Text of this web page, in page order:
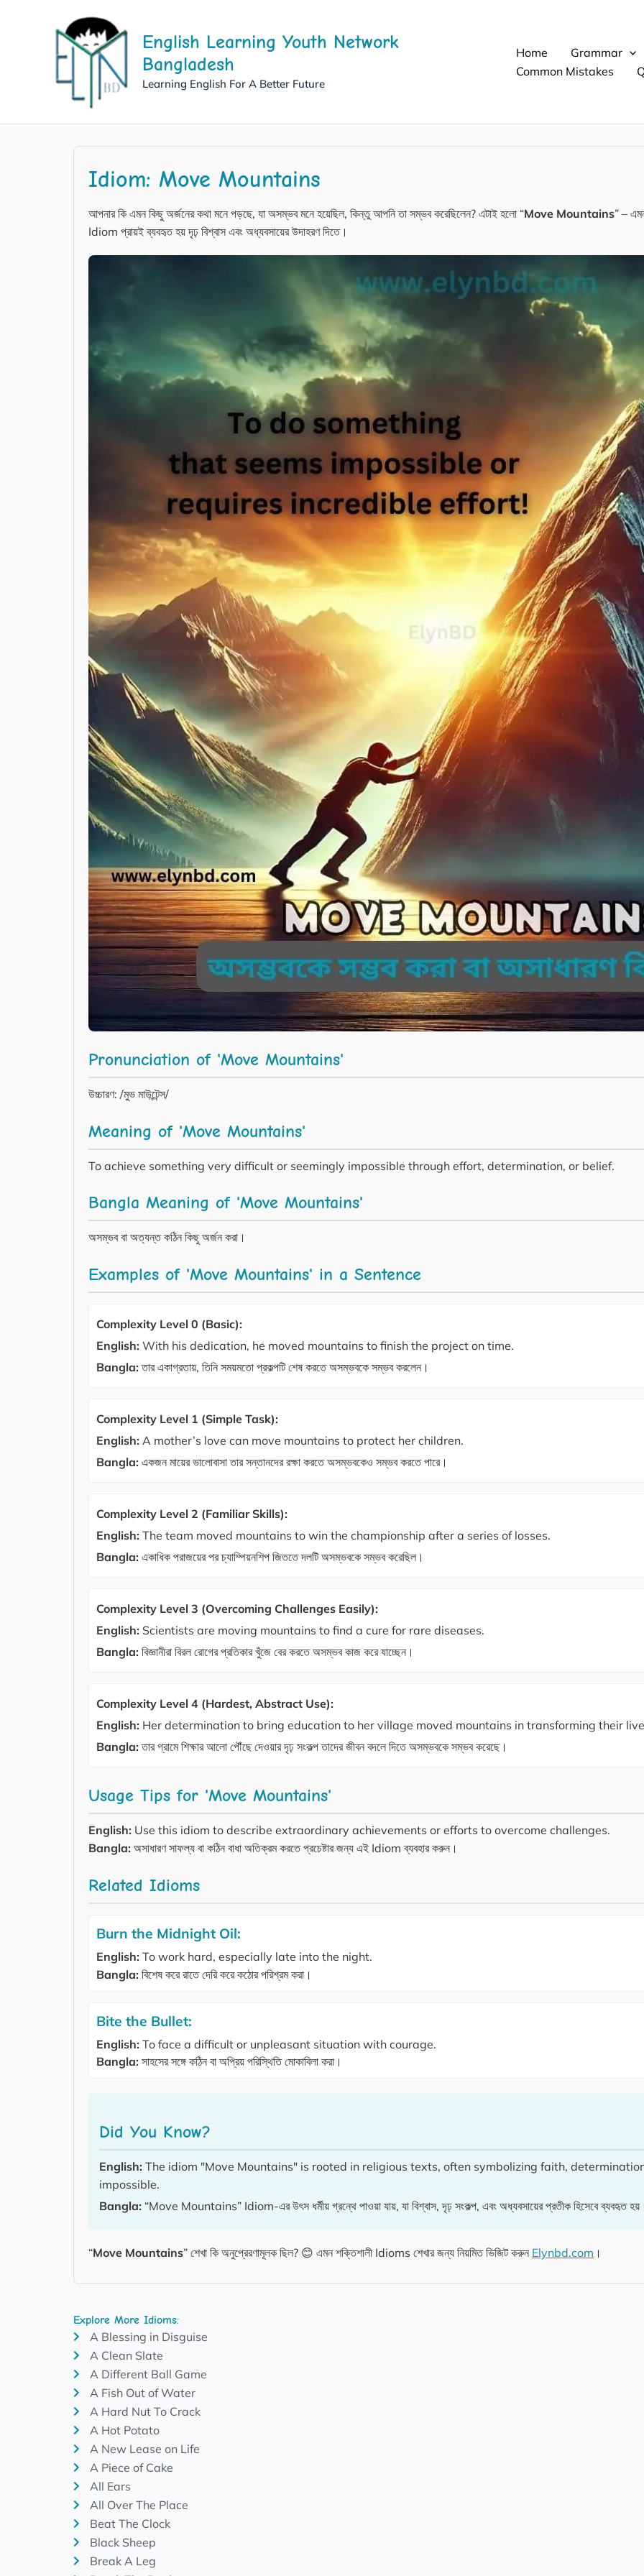
English Learning Youth Network
Bangladesh
Learning English For A Better Future
Home
Grammar
Common Mistakes
Idiom: Move Mountains
আপনার কি এমন কিছু অর্জনের কথা মনে পড়ছে, যা অসম্ভব মনে হয়েছিল, কিন্তু আপনি তা সম্ভব করেছিলেন? এটাই হলো “Move Mountains” –
Idiom প্রায়ই ব্যবহৃত হয় দৃঢ় বিশ্বাস এবং অধ্যবসায়ের উদাহরণ দিতে।
Pronunciation of 'Move Mountains'
উচ্চারণ: /মুভ মাউন্টেন্স/
Meaning of 'Move Mountains'
To achieve something very difficult or seemingly impossible through effort, determination, or belief.
Bangla Meaning of 'Move Mountains'
অসম্ভব বা অত্যন্ত কঠিন কিছু অর্জন করা।
Examples of 'Move Mountains' in a Sentence
Complexity Level 0 (Basic):
English: With his dedication, he moved mountains to finish the project on time.
Bangla: তার একাগ্রতায়, তিনি সময়মতো প্রকল্পটি শেষ করতে অসম্ভবকে সম্ভব করলেন।
Complexity Level 1 (Simple Task):
English: A mother’s love can move mountains to protect her children.
Bangla: একজন মায়ের ভালোবাসা তার সন্তানদের রক্ষা করতে অসম্ভবকেও সম্ভব করতে পারে।
Complexity Level 2 (Familiar Skills):
English: The team moved mountains to win the championship after a series of losses.
Bangla: একাধিক পরাজয়ের পর চ্যাম্পিয়নশিপ জিততে দলটি অসম্ভবকে সম্ভব করেছিল।
Complexity Level 3 (Overcoming Challenges Easily):
English: Scientists are moving mountains to find a cure for rare diseases.
Bangla: বিজ্ঞানীরা বিরল রোগের প্রতিকার খুঁজে বের করতে অসম্ভব কাজ করে যাচ্ছেন।
Complexity Level 4 (Hardest, Abstract Use):
English: Her determination to bring education to her village moved mountains in transforming their
Bangla: তার গ্রামে শিক্ষার আলো পৌঁছে দেওয়ার দৃঢ় সংকল্প তাদের জীবন বদলে দিতে অসম্ভবকে সম্ভব করেছে।
Usage Tips for 'Move Mountains'
English: Use this idiom to describe extraordinary achievements or efforts to overcome challenges.
Bangla: অসাধারণ সাফল্য বা কঠিন বাধা অতিক্রম করতে প্রচেষ্টার জন্য এই Idiom ব্যবহার করুন।
Related Idioms
Burn the Midnight Oil:
English: To work hard, especially late into the night.
Bangla: বিশেষ করে রাতে দেরি করে কঠোর পরিশ্রম করা।
Bite the Bullet:
English: To face a difficult or unpleasant situation with courage.
Bangla: সাহসের সঙ্গে কঠিন বা অপ্রিয় পরিস্থিতি মোকাবিলা করা।
Did You Know?
English: The idiom "Move Mountains" is rooted in religious texts, often symbolizing faith,
impossible.
Bangla: “Move Mountains” Idiom-এর উৎস ধর্মীয় গ্রন্থে পাওয়া যায়, যা বিশ্বাস, দৃঢ় সংকল্প, এবং অধ্যবসায়ের প্রতীক হিসেবে ব্যবহৃত
“Move Mountains” শেখা কি অনুপ্রেরণামূলক ছিল? 😊 এমন শক্তিশালী Idioms শেখার জন্য নিয়মিত ভিজিট করুন Elynbd.com ।
Explore More Idioms:
A Blessing in Disguise
A Clean Slate
A Different Ball Game
A Fish Out of Water
A Hard Nut To Crack
A Hot Potato
A New Lease on Life
A Piece of Cake
All Ears
All Over The Place
Beat The Clock
Black Sheep
Break A Leg